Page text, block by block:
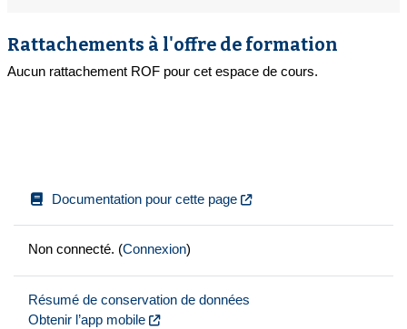
Rattachements à l'offre de formation
Aucun rattachement ROF pour cet espace de cours.
Documentation pour cette page
Non connecté. (Connexion)
Résumé de conservation de données
Obtenir l’app mobile